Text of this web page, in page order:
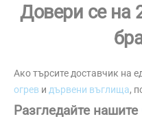
Довери се на
Ако търсите доставчик на
огрев и дървени въглища,
Разгледайте нашите